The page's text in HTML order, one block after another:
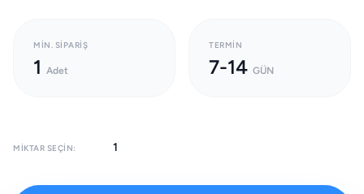
MIN. SIPARIŞ
1 Adet
TERMIN
7-14 GÜN
MIKTAR SEÇIN: